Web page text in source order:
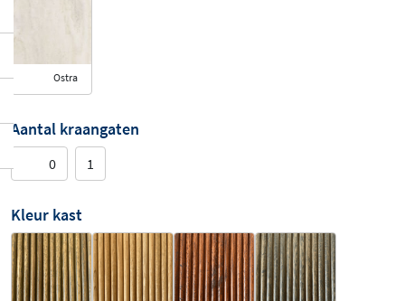
Ostra
Aantal kraangaten
0 1
Kleur kast